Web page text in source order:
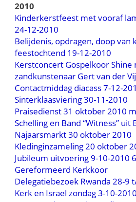
2010
Kinderkerstfeest met vooraf
24-12-2010
Belijdenis, opdragen, doop van
feestochtend 19-12-2010
Kerstconcert Gospelkoor Shine
zandkunstenaar Gert van der
Contactmiddag diacass 7-12-
Sinterklaasviering 30-11-2010
Praisedienst 31 oktober 2010
Schelling en Band “Witness” uit
Najaarsmarkt 30 oktober 2010
Kledinginzameling 20 oktober
Jubileum uitvoering 9-10-2010
Gereformeerd Kerkkoor
Delegatiebezoek Rwanda 28-9
Kerk en Israel zondag 3-10-2010